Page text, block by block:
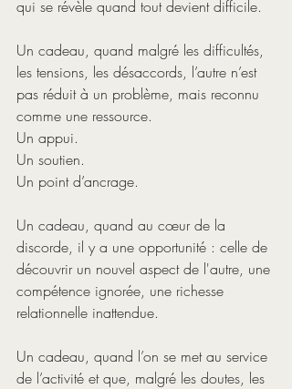
qui se révèle quand tout devient difficile.
Un cadeau, quand malgré les difficultés,
les tensions, les désaccords, l’autre n’est
pas réduit à un problème, mais reconnu
comme une ressource.
Un appui.
Un soutien.
Un point d’ancrage.
Un cadeau, quand au cœur de la
discorde, il y a une opportunité : celle de
découvrir un nouvel aspect de l'autre, une
compétence ignorée, une richesse
relationnelle inattendue.
Un cadeau, quand l’on se met au service
de l’activité et que, malgré les doutes, les